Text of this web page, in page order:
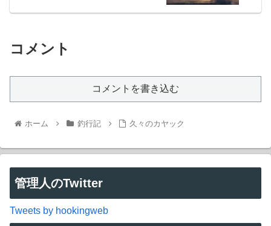
コメント
コメントを書き込む
ホーム 釣行記 久々のカヤック
管理人のTwitter
Tweets by hookingweb